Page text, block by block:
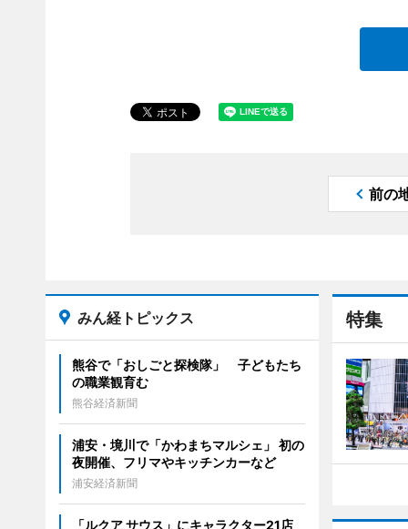
前の
特集
みん経トピックス
熊谷で「おしごと探検隊」 子どもたち
の職業観育む
熊谷経済新聞
浦安・境川で「かわまちマルシェ」 初の
夜開催、フリマやキッチンカーなど
浦安経済新聞
「ルクア サウス」にキャラクター21店